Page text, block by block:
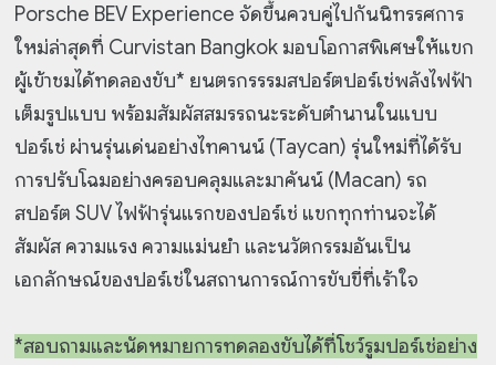
Porsche BEV Experience จัดขึ้นควบคู่ไปกันนิทรรศการ
ใหม่ล่าสุดที่ Curvistan Bangkok มอบโอกาสพิเศษให้แขก
ผู้เข้าชมได้ทดลองขับ* ยนตรกรรรมสปอร์ตปอร์เช่พลังไฟฟ้า
เต็มรูปแบบ พร้อมสัมผัสสมรรถนะระดับตำนานในแบบ
ปอร์เช่ ผ่านรุ่นเด่นอย่างไทคานน์ (Taycan) รุ่นใหม่ที่ได้รับ
การปรับโฉมอย่างครอบคลุมและมาคันน์ (Macan) รถ
สปอร์ต SUV ไฟฟ้ารุ่นแรกของปอร์เช่ แขกทุกท่านจะได้
สัมผัส ความแรง ความแม่นยำ และนวัตกรรมอันเป็น
เอกลักษณ์ของปอร์เช่ในสถานการณ์การขับขี่ที่เร้าใจ
*สอบถามและนัดหมายการทดลองขับได้ที่โชว์รูมปอร์เช่อย่าง